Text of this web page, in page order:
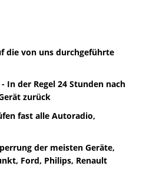
die von uns durchgeführte
In der Regel 24 Stunden nach
zurück
fast alle Autoradio,
der meisten Geräte,
Ford, Philips, Renault